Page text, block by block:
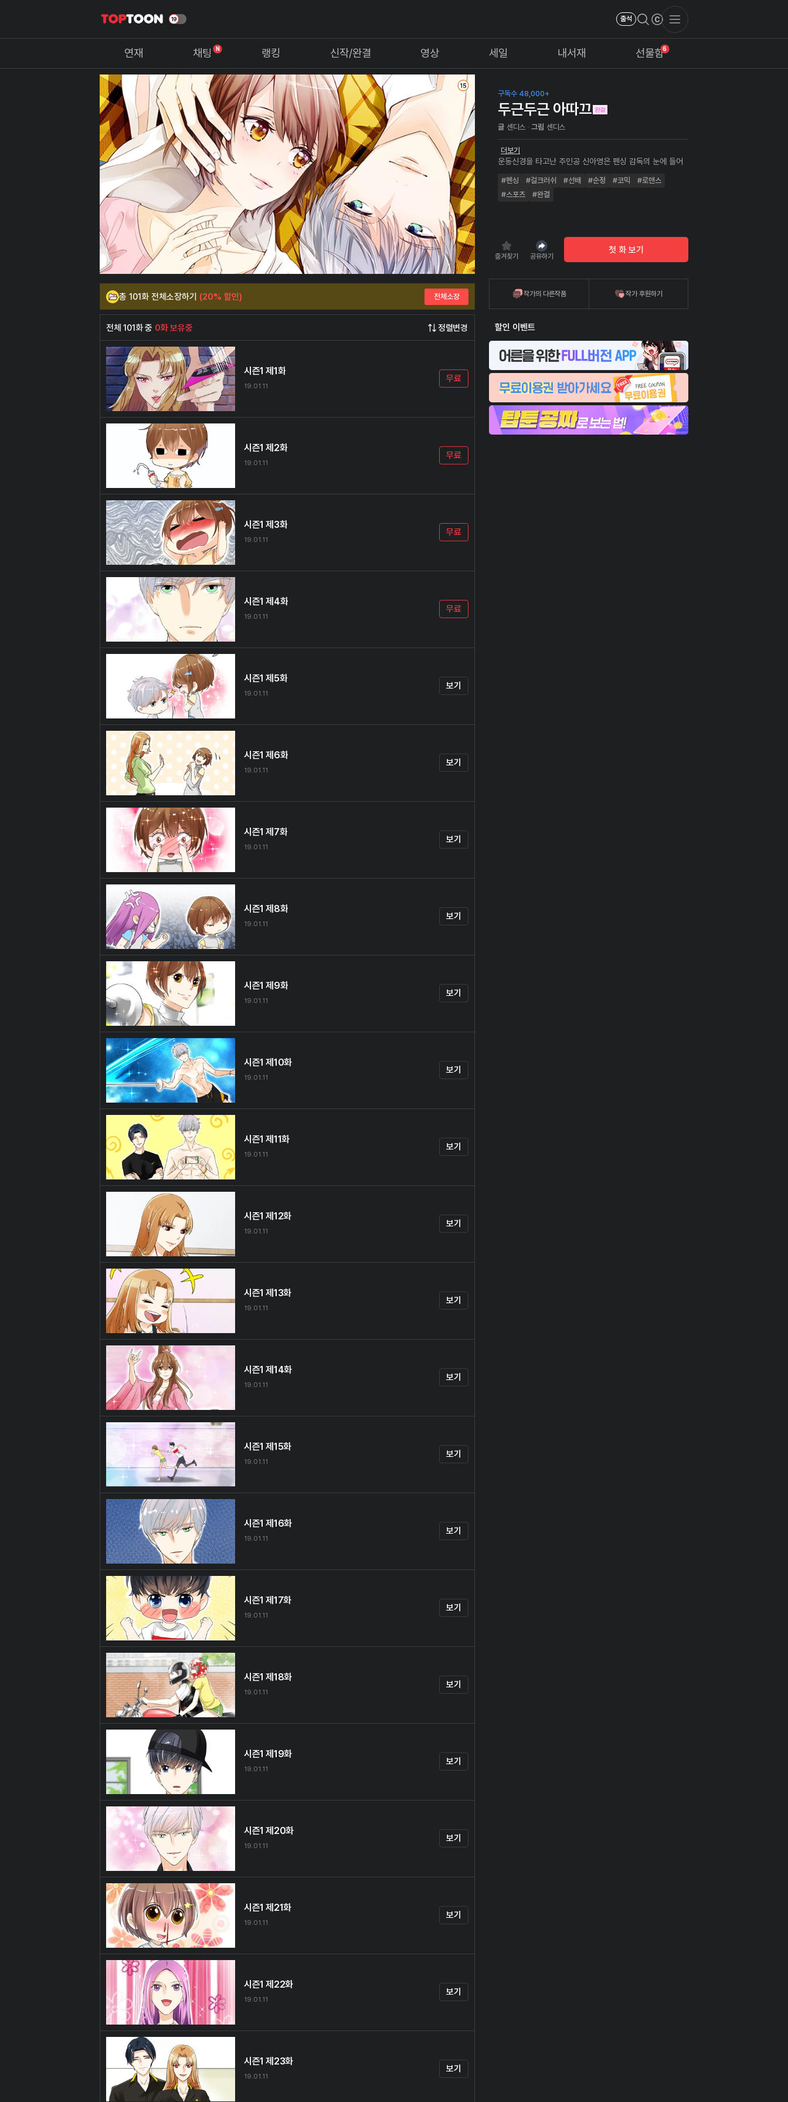
출석
연재 채팅 N 랭킹 신작/완결 영상 세일 내서재 6
선물함
구독수 48,000+
두근두근 아따끄
글 센디스 그림 센디스
더보기
운동신경을 타고난 주인공 신아영은 펜싱 감독의 눈에 들어
“이새벽"을 보고 첫 눈에 반해 펜싱 클럽의 회원으로 가입하
게 된다. 과연 그녀는 사랑과 운동 두 마리의 토끼를 모두 잡
#펜싱 #걸크러쉬 #선배 #순정 #코믹
#로맨스
#스포츠
#완결
즐겨찾기 공유하기
첫 화 보기
작가의 다른작품 작가 후원하기
할인 이벤트
총 101화 전체소장하기 (20% 할인) 전체소장
전체 101화 중 0화 보유중 정렬변경
시즌1 제1화
19.01.11
무료
시즌1 제2화
19.01.11
무료
시즌1 제3화
19.01.11
무료
시즌1 제4화
19.01.11
무료
시즌1 제5화
19.01.11
보기
시즌1 제6화
19.01.11
보기
시즌1 제7화
19.01.11
보기
시즌1 제8화
19.01.11
보기
시즌1 제9화
19.01.11
보기
시즌1 제10화
19.01.11
보기
시즌1 제11화
19.01.11
보기
시즌1 제12화
19.01.11
보기
시즌1 제13화
19.01.11
보기
시즌1 제14화
19.01.11
보기
시즌1 제15화
19.01.11
보기
시즌1 제16화
19.01.11
보기
시즌1 제17화
19.01.11
보기
시즌1 제18화
19.01.11
보기
시즌1 제19화
19.01.11
보기
시즌1 제20화
19.01.11
보기
시즌1 제21화
19.01.11
보기
시즌1 제22화
19.01.11
보기
시즌1 제23화
19.01.11
보기